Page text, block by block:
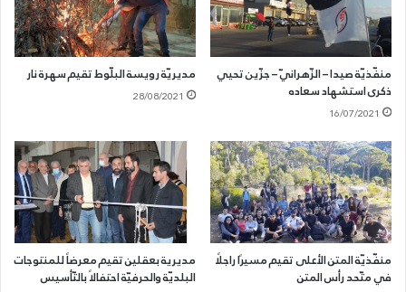
منفّذيّة صيدا – الزّهرانيّ – جزّين تحيي
ذكرى استشهاد سعاده
16/07/2021
مديريّة رويسة البلّوط تقيم سهرة نار
28/08/2021
منفّذيّة المتن الأعلى تقيم مسيرًا راجلًا
في متّحد رأس المتن
مديرية بعقلين تقيم معرضاً للمنتوجات
البلديّة والحرفيّة احتفالاً بالتّأسيس